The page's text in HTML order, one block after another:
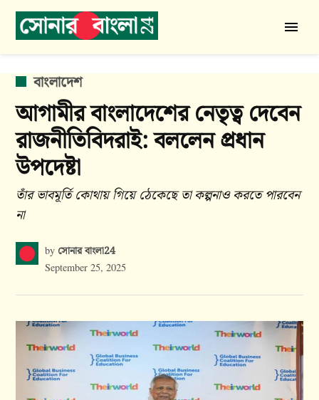
Skip
বাংলা
24
POSTED
বাংলাদেশ
আগামীর বাংলাদেশের নেতৃত্ব দেবেন
রাজনীতিবিদরাই: বললেন প্রধান
উপদেষ্টা
তাঁর ভাবমূর্তি কোথায় গিয়ে ঠেকেছে তা কল্পনাও করতে পারবেন
না
by সোনার বাংলা24
September 25, 2025